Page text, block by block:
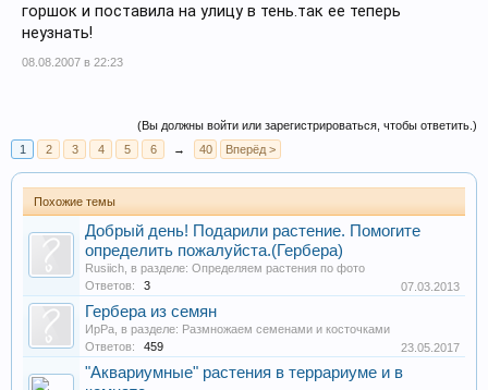
горшок и поставила на улицу в тень.так ее теперь
неузнать!
08.08.2007 в 22:23
(Вы должны войти или зарегистрироваться, чтобы ответить.)
1
2 3 4 5 6 → 40 Вперёд >
Похожие темы
Добрый день! Подарили растение. Помогите
определить пожалуйста.(Гербера)
Rusiich , в разделе: Определяем растения по фото
Ответов:
3 07.03.2013
Гербера из семян
ИрРа , в разделе: Размножаем семенами и косточками
Ответов:
459 23.05.2017
"Аквариумные" растения в террариуме и в